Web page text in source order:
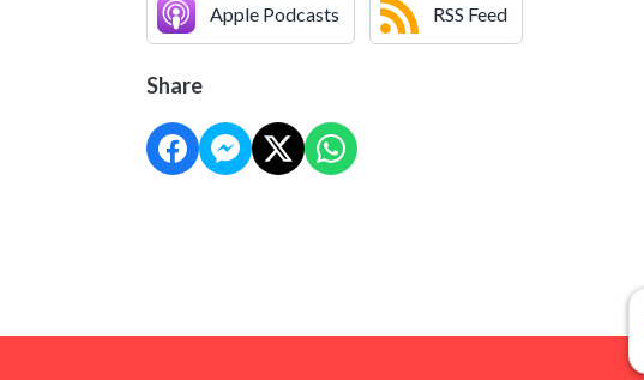
Apple Podcasts RSS Feed
Share